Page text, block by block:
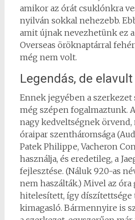
amikor az órát csuklónkra
nyilván sokkal nehezebb.
amit újnak nevezhetünk ez
Overseas öröknaptárral
még nem volt.
Legendás, de elavult
Ennek jegyében a szerkezet
még szépen fogalmaztunk.
nagy kedveltségnek örvend,
óraipar szentháromsága
Patek Philippe, Vacheron
használja, és eredetileg, a
fejlesztése. (Náluk 920-as
nem haszálták.) Mivel az
hitelesített, így díszítettsége
kimagasló. Bármennyire is